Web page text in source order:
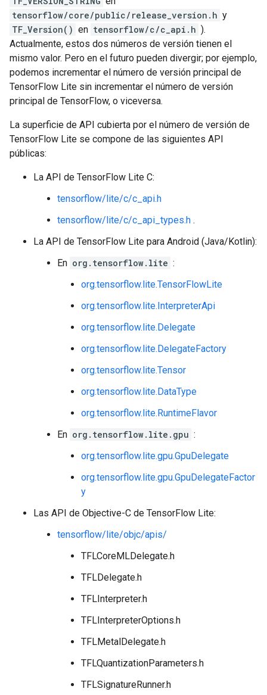
tensorflow/core/public/release_version.h y
TF_Version() en tensorflow/c/c_api.h ).
Actualmente, estos dos números de versión tienen el
mismo valor. Pero en el futuro pueden divergir; por ejemplo,
podemos incrementar el número de versión principal de
TensorFlow Lite sin incrementar el número de versión
principal de TensorFlow, o viceversa.
La superficie de API cubierta por el número de versión de
TensorFlow Lite se compone de las siguientes API
públicas:
La API de TensorFlow Lite C:
tensorflow/lite/c/c_api.h
tensorflow/lite/c/c_api_types.h .
La API de TensorFlow Lite para Android (Java/Kotlin):
En org.tensorflow.lite :
org.tensorflow.lite.TensorFlowLite
org.tensorflow.lite.InterpreterApi
org.tensorflow.lite.Delegate
org.tensorflow.lite.DelegateFactory
org.tensorflow.lite.Tensor
org.tensorflow.lite.DataType
org.tensorflow.lite.RuntimeFlavor
En org.tensorflow.lite.gpu :
org.tensorflow.lite.gpu.GpuDelegate
org.tensorflow.lite.gpu.GpuDelegateFactor
y
Las API de Objective-C de TensorFlow Lite:
tensorflow/lite/objc/apis/
TFLCoreMLDelegate.h
TFLDelegate.h
TFLInterpreter.h
TFLInterpreterOptions.h
TFLMetalDelegate.h
TFLQuantizationParameters.h
TFLSignatureRunner.h